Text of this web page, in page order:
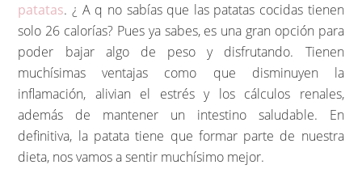
patatas. ¿ A q no sabías que las patatas cocidas tienen
solo 26 calorías? Pues ya sabes, es una gran opción para
poder bajar algo de peso y disfrutando. Tienen
muchísimas ventajas como que disminuyen la
inflamación, alivian el estrés y los cálculos renales,
además de mantener un intestino saludable. En
definitiva, la patata tiene que formar parte de nuestra
dieta, nos vamos a sentir muchísimo mejor.